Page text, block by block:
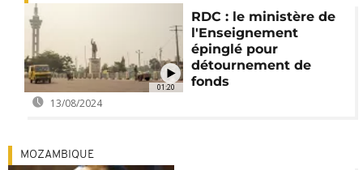
01:20
RDC : le ministère de
l'Enseignement
épinglé pour
détournement de
fonds
13/08/2024
MOZAMBIQUE